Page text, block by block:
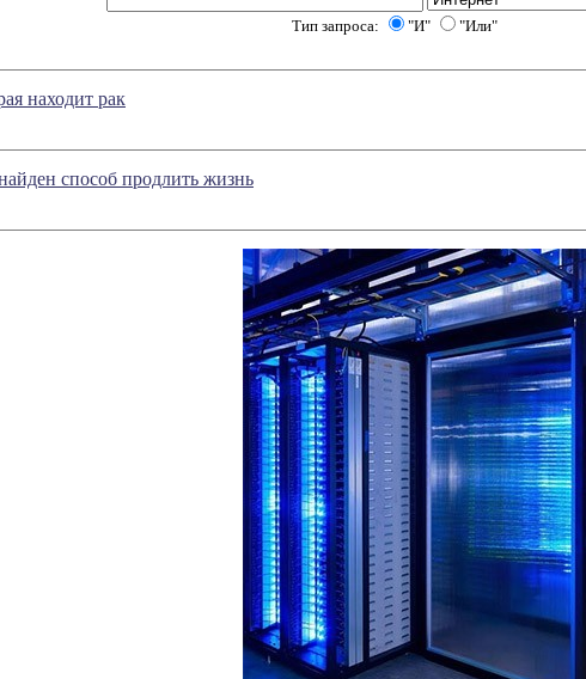
Тип запроса: "И" "Или"
находит рак
способ продлить жизнь